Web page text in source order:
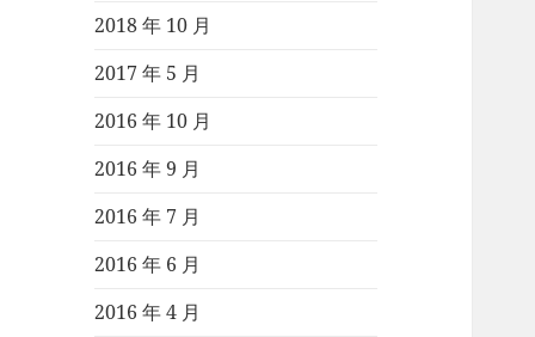
2018 年 10 月
2017 年 5 月
2016 年 10 月
2016 年 9 月
2016 年 7 月
2016 年 6 月
2016 年 4 月